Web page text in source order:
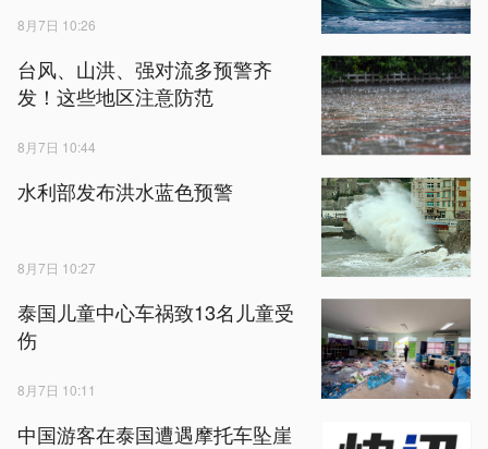
8月7日 10:26
台风、山洪、强对流多预警齐
发！这些地区注意防范
8月7日 10:44
水利部发布洪水蓝色预警
8月7日 10:27
泰国儿童中心车祸致13名儿童受
伤
8月7日 10:11
中国游客在泰国遭遇摩托车坠崖